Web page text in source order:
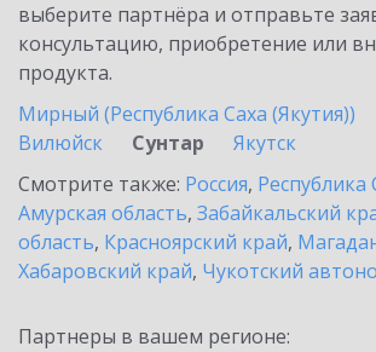
выберите партнёра и отправьте
консультацию, приобретение или
продукта.
Мирный (Республика Саха (Якутия))
Вилюйск
Сунтар
Якутск
Смотрите также: Россия, Республика
Амурская область, Забайкальский
область, Красноярский край,
Хабаровский край, Чукотский
Партнеры в вашем регионе: